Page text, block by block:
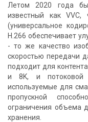
Летом 2020 года
известный как VVC,
(универсальное
H.266 обеспечивает
- то же качество
скоростью передачи
подходит для
и 8K, и потоковой
используемые для
пропускной
ограничения объема
хранения.